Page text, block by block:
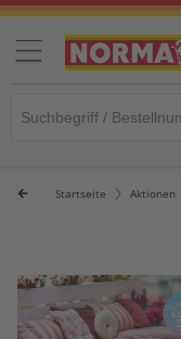
Startseite Aktionen